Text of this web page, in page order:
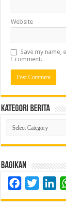
Website
Save my
I comment.
Kategori Berita
Kategori
Berita
Bagikan
FacebookTwitter